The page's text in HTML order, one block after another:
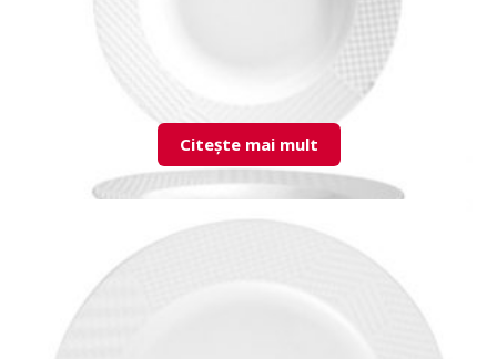
Citește mai mult